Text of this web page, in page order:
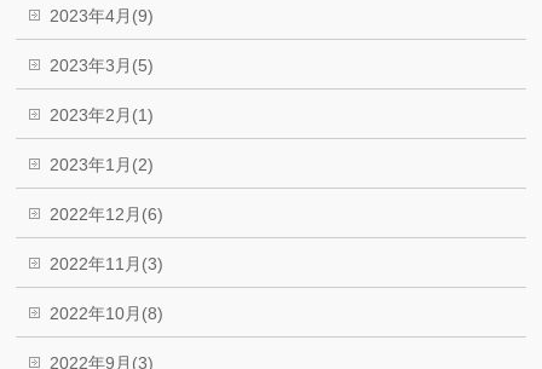
2023年4月(9)
2023年3月(5)
2023年2月(1)
2023年1月(2)
2022年12月(6)
2022年11月(3)
2022年10月(8)
2022年9月(3)